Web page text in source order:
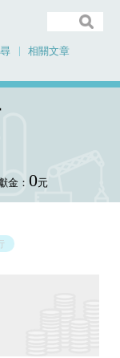
相關文章
金： 0元